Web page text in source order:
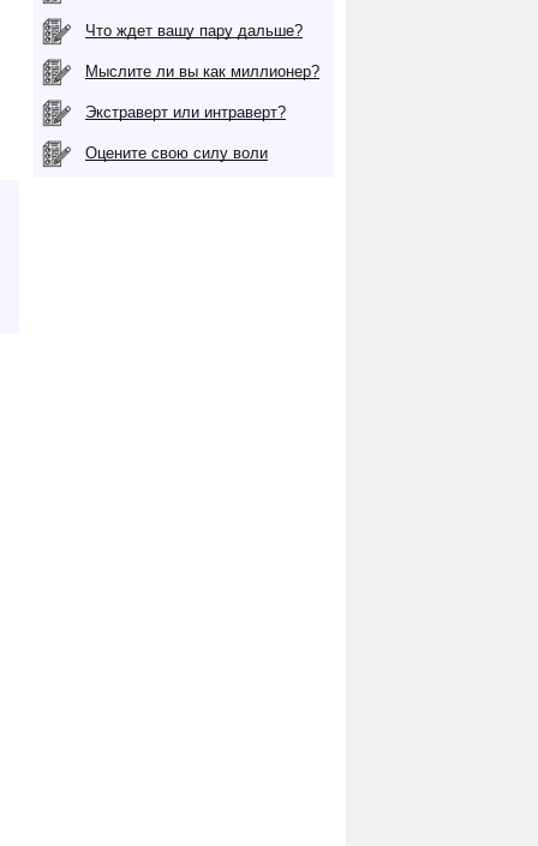
Что ждет вашу пару дальше?
Мыслите ли вы как миллионер?
Экстраверт или интраверт?
Оцените свою силу воли